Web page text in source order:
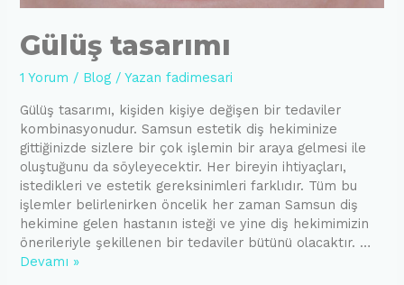
Gülüş tasarımı
1 Yorum / Blog / Yazan fadimesari
Gülüş tasarımı, kişiden kişiye değişen bir tedaviler
kombinasyonudur. Samsun estetik diş hekiminize
gittiğinizde sizlere bir çok işlemin bir araya gelmesi ile
oluştuğunu da söyleyecektir. Her bireyin ihtiyaçları,
istedikleri ve estetik gereksinimleri farklıdır. Tüm bu
işlemler belirlenirken öncelik her zaman Samsun diş
hekimine gelen hastanın isteği ve yine diş hekimimizin
önerileriyle şekillenen bir tedaviler bütünü olacaktır. …
Gülüş
Devamı »